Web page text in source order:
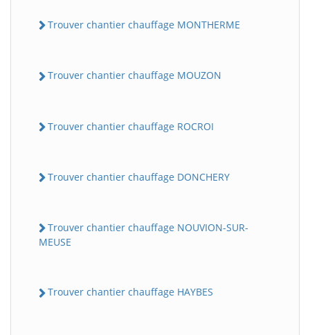
Trouver chantier chauffage MONTHERME
Trouver chantier chauffage MOUZON
Trouver chantier chauffage ROCROI
Trouver chantier chauffage DONCHERY
Trouver chantier chauffage NOUVION-SUR-
MEUSE
Trouver chantier chauffage HAYBES